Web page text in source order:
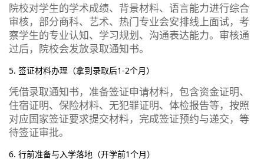
院校对学生的学术成绩、背景材料、语言能力进行综合
审核，部分商科、艺术、热门专业会安排线上面试，考
察学生的专业认知、学习规划、沟通表达能力。审核通
过后，院校会发放录取通知书。
5. 签证材料办理（拿到录取后1-2个月）
凭借录取通知书，准备签证申请材料，包含资金证明、
住宿证明、保险材料、无犯罪证明、体检报告等，按照
对应国家签证要求提交材料，完成签证预约与递交，等
待签证审批。
6. 行前准备与入学落地（开学前1个月）